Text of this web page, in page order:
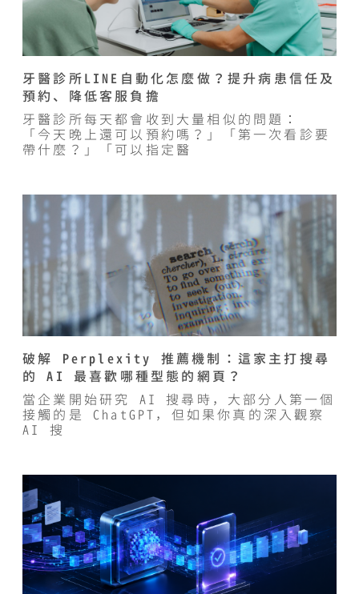
牙醫診所LINE自動化怎麼做？提升病患信任及
預約、降低客服負擔
牙醫診所每天都會收到大量相似的問題：
「今天晚上還可以預約嗎？」「第一次看診要
帶什麼？」「可以指定醫
破解 Perplexity 推薦機制：這家主打搜尋
的 AI 最喜歡哪種型態的網頁？
當企業開始研究 AI 搜尋時，大部分人第一個
接觸的是 ChatGPT，但如果你真的深入觀察
AI 搜